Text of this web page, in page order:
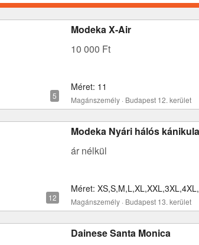
Modeka X-Air
10 000 Ft
Méret: 11
Magánszemély · Budapest 12. kerület
Modeka Nyári hálós
ár nélkül
Méret:
Magánszemély · Budapest 13. kerület
Dainese Santa Monica